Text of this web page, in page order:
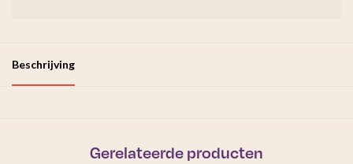
Beschrijving
Gerelateerde producten